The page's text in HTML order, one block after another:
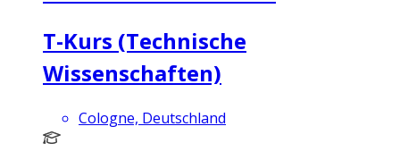
T-Kurs (Technische
Wissenschaften)
Cologne, Deutschland